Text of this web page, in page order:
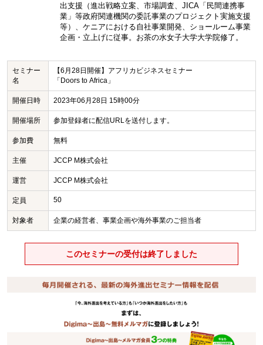
出支援（進出戦略立案、市場調査、JICA「民間連携事
業」等政府関連機関の委託事業のプロジェクト実施支援
等）、ケニアにおける自社事業開発、ショールーム事業
企画・立上げに従事。お茶の水女子大学大学院修了。
セミナー
名
【6月28日開催】アフリカビジネスセミナー
「Doors to Africa」
開催日時 2023年06月28日 15時00分
開催場所 参加登録者に配信URLを送付します。
参加費 無料
主催 JCCP M株式会社
運営 JCCP M株式会社
定員 50
対象者 企業の経営者、事業企画や海外事業のご担当者
このセミナーの受付は終了しました